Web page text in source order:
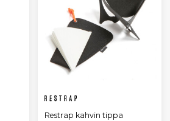
Restrap kahvin tippa